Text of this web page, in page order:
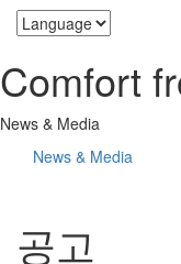
Comfort
News & Media
News & Media
공고